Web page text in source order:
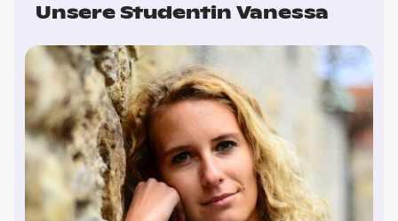
Unsere Studentin Vanessa